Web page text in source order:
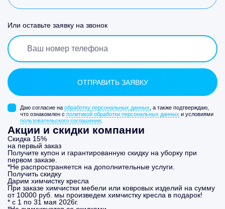
Или оставьте заявку на звонок
Даю согласие на обработку персональных данных , а также подтверждаю,
что ознакомлен с политикой обработки персональных данных и условиями
пользовательского соглашения
Акции и скидки компании
Скидка 15%
на первый заказ
Получите купон и гарантированную скидку на уборку при
первом заказе.
*Не распространяется на дополнительные услуги.
Получить скидку
Дарим химчистку кресла
При заказе химчистки мебели или ковровых изделий на сумму
от 10000 руб. мы произведем химчистку кресла в подарок!
* с 1 по 31 мая 2026г.